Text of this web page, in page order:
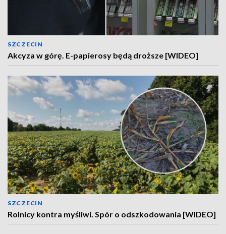
SZCZECIN
Akcyza w górę. E-papierosy będą droższe [WIDEO]
SZCZECIN
Rolnicy kontra myśliwi. Spór o odszkodowania [WIDEO]